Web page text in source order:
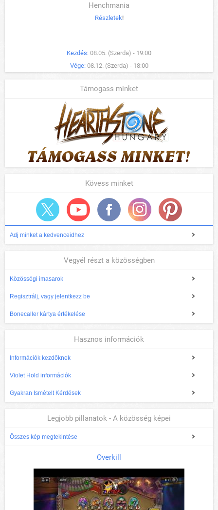
Henchmania
Részletek!
Kezdés: 08.05. (Szerda) - 19:00
Vége: 08.12. (Szerda) - 18:00
Támogass minket
Kövess minket
Adj minket a kedvenceidhez
Vegyél részt a közösségben
Közösségi imasarok
Regisztrálj, vagy jelentkezz be
Bonecaller kártya értékelése
Hasznos információk
Információk kezdőknek
Violet Hold információk
Gyakran Ismételt Kérdések
Legjobb pillanatok - A közösség képei
Összes kép megtekintése
Overkill